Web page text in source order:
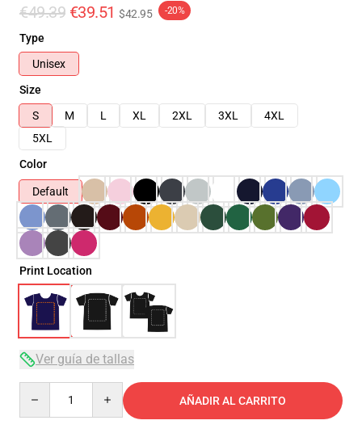
€49.39 €39.51 $42.95 -20%
Type
Unisex
Size
S
M L XL 2XL 3XL
4XL
5XL
Color
Default
Print Location
Ver guía de tallas
AÑADIR AL CARRITO